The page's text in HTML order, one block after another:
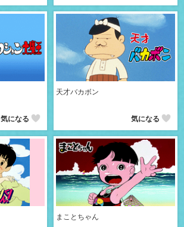
気になる
天才バカボン
気になる
まことちゃん